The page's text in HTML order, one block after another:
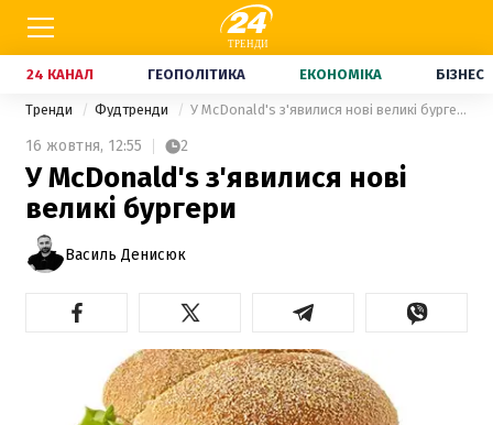
24 КАНАЛ ГЕОПОЛІТИКА ЕКОНОМІКА БІЗНЕС
Тренди Фудтренди У McDonald's з'явилися нові великі бургери
16 жовтня, 12:55 2
У McDonald's з'явилися нові
великі бургери
Василь Денисюк